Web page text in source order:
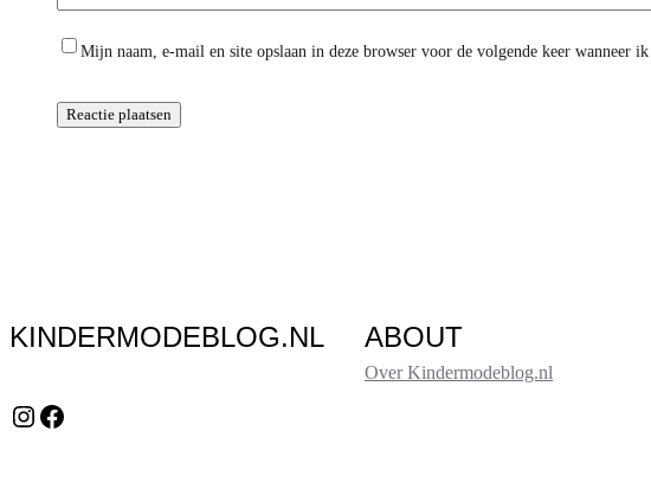
Mijn naam, e-mail en site opslaan in deze browser voor de volgende keer wanneer ik
KINDERMODEBLOG.NL
Instagram Facebook
ABOUT
Over Kindermodeblog.nl